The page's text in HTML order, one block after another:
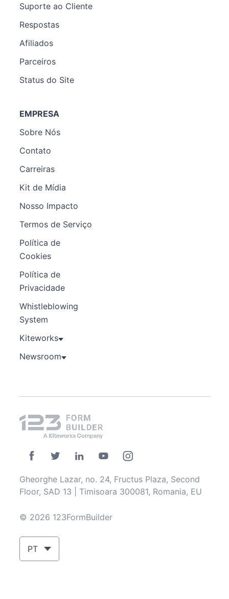
Suporte ao Cliente
Respostas
Afiliados
Parceiros
Status do Site
EMPRESA
Sobre Nós
Contato
Carreiras
Kit de Mídia
Nosso Impacto
Termos de Serviço
Política de
Cookies
Política de
Privacidade
Whistleblowing
System
Kiteworks
Newsroom
Gheorghe Lazar, no. 24, Fructus Plaza, Second
Floor, SAD 13 | Timisoara 300081, Romania, EU
© 2026 123FormBuilder
PT